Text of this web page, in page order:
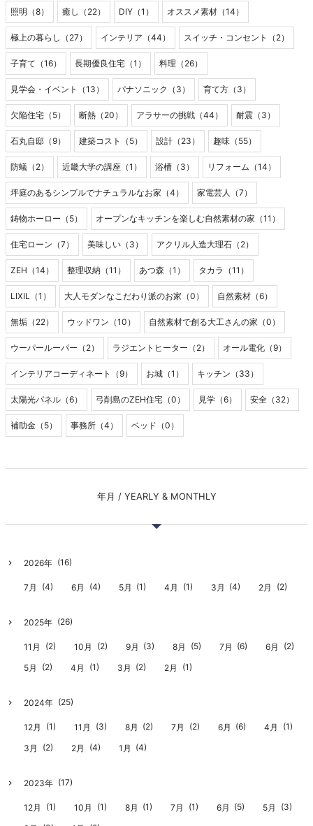
照明（8） 癒し（22） DIY（1） オススメ素材（14）
極上の暮らし（27） インテリア（44） スイッチ・コンセント（2）
子育て（16） 長期優良住宅（1） 料理（26）
見学会・イベント（13） パナソニック（3） 育て方（3）
欠陥住宅（5） 断熱（20） アラサーの挑戦（44） 耐震（3）
石丸自邸（9） 建築コスト（5） 設計（23） 趣味（55）
防蟻（2） 近畿大学の講座（1） 浴槽（3） リフォーム（14）
坪庭のあるシンプルでナチュラルなお家（4） 家電芸人（7）
鋳物ホーロー（5） オープンなキッチンを楽しむ自然素材の家（11）
住宅ローン（7） 美味しい（3） アクリル人造大理石（2）
ZEH（14） 整理収納（11） あつ森（1） タカラ（11）
LIXIL（1） 大人モダンなこだわり派のお家（0） 自然素材（6）
無垢（22） ウッドワン（10） 自然素材で創る大工さんの家（0）
ウーパールーパー（2） ラジエントヒーター（2） オール電化（9）
インテリアコーディネート（9） お城（1） キッチン（33）
太陽光パネル（6） 弓削島のZEH住宅（0） 見学（6） 安全（32）
補助金（5） 事務所（4） ベッド（0）
年月 / YEARLY & MONTHLY
2026年 (16)
7月 (4) 6月 (4) 5月 (1) 4月 (1) 3月 (4) 2月 (2)
2025年 (26)
11月 (2) 10月 (2) 9月 (3) 8月 (5) 7月 (6) 6月 (2)
5月 (2) 4月 (1) 3月 (2) 2月 (1)
2024年 (25)
12月 (1) 11月 (3) 8月 (2) 7月 (2) 6月 (6) 4月 (1)
3月 (2) 2月 (4) 1月 (4)
2023年 (17)
12月 (1) 10月 (1) 8月 (1) 7月 (1) 6月 (5) 5月 (3)